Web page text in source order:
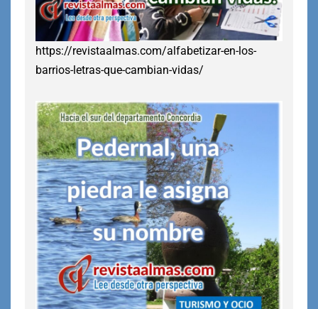
https://revistaalmas.com/alfabetizar-en-los-
barrios-letras-que-cambian-vidas/